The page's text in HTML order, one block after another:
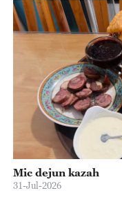
Mic dejun kazah
31-Jul-2026